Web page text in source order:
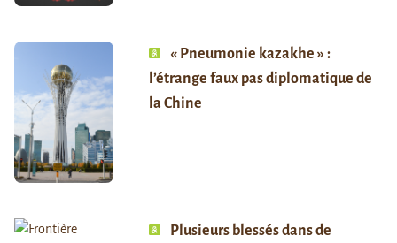
« Pneumonie kazakhe » :
l’étrange faux pas diplomatique de
la Chine
Plusieurs blessés dans de